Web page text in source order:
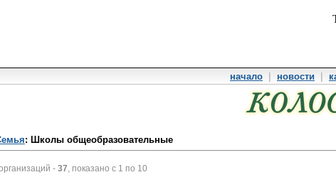
начало новости
: Школы общеобразовательные
- 37 , показано с 1 по 10